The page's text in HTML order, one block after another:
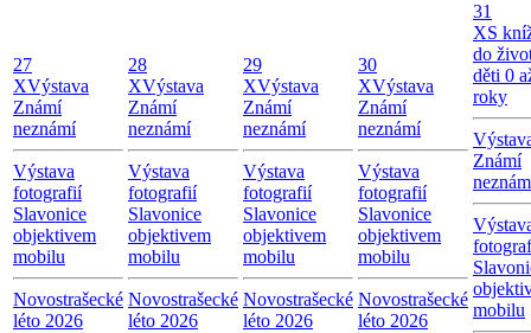
27
XVýstava
Známí
neznámí
Výstava
fotografií
Slavonice
objektivem
mobilu
Novostrašecké
léto 2026
28
XVýstava
Známí
neznámí
Výstava
fotografií
Slavonice
objektivem
mobilu
Novostrašecké
léto 2026
29
XVýstava
Známí
neznámí
Výstava
fotografií
Slavonice
objektivem
mobilu
Novostrašecké
léto 2026
30
XVýstava
Známí
neznámí
Výstava
fotografií
Slavonice
objektivem
mobilu
Novostrašecké
léto 2026
31
XS
do
děti 0
roky
Známí
mobilu